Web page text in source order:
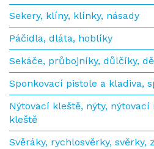
Sekery, klíny, klínky, násady
Páčidla, dláta, hoblíky
Sekáče, průbojníky, důlčíky,
Sponkovací pistole a kladiva,
Nýtovací kleště, nýty, nýtovací
kleště
Svěráky, rychlosvěrky, svěrky,